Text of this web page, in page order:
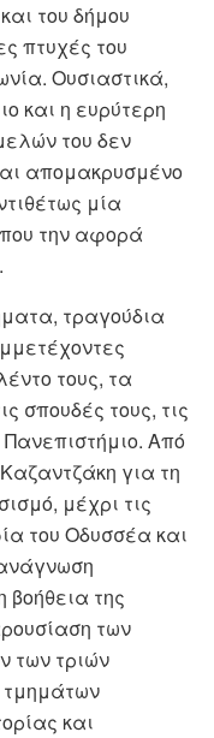
του δήμου
πτυχές του
Ουσιαστικά,
και η ευρύτερη
του δεν
απομακρυσμένο
μία
την αφορά
τραγούδια
τους, τα
σπουδές τους, τις
Από
για τη
μέχρι τις
του Οδυσσέα και
βοήθεια της
των
των τριών
τμημάτων
και